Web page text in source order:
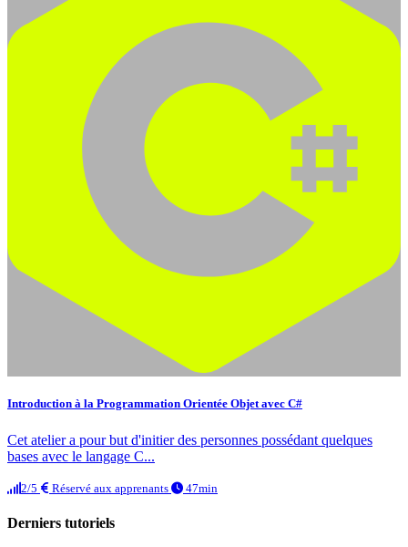
Introduction à la Programmation Orientée Objet avec C#
Cet atelier a pour but d'initier des personnes possédant quelques
bases avec le langage C...
2/5 Réservé aux apprenants 47min
Derniers tutoriels